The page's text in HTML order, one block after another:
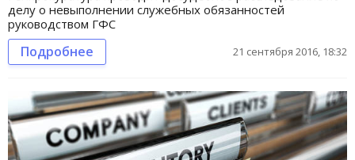
делу о невыполнении служебных обязанностей
руководством ГФС
Подробнее 21 сентября 2016, 18:32